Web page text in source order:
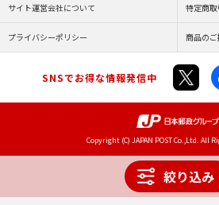
絞り込み
サイト運営会社について 特定商
プライバシーポリシー 商品の
SNSでお得な情報発信中
Copyright (C) JAPAN POST Co.,Ltd. All